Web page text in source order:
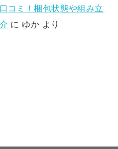
コミ！梱包状態や組み立
に ゆか より